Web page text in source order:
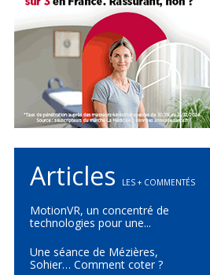
Articles LES + COMMENTÉS
MotionVR, un concentré de
technologies pour une...
Une séance de Mézières,
Sohier… Comment coter ?